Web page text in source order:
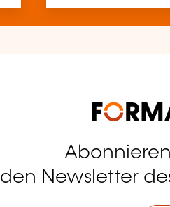
den Newsletter